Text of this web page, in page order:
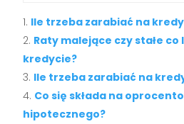
Ile trzeba zarabiać na
Raty malejące czy stałe
kredycie?
Ile trzeba zarabiać na
Co się składa na
hipotecznego?